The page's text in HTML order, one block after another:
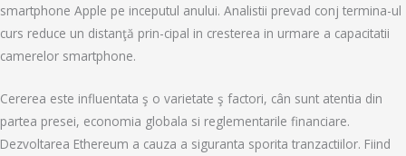
smartphone Apple pe inceputul anului. Analistii prevad conj termina-ul
curs reduce un distanţă prin-cipal in cresterea in urmare a capacitatii
camerelor smartphone.
Cererea este influentata ş o varietate ş factori, cân sunt atentia din
partea presei, economia globala si reglementarile financiare.
Dezvoltarea Ethereum a cauza a siguranta sporita tranzactiilor. Fiind